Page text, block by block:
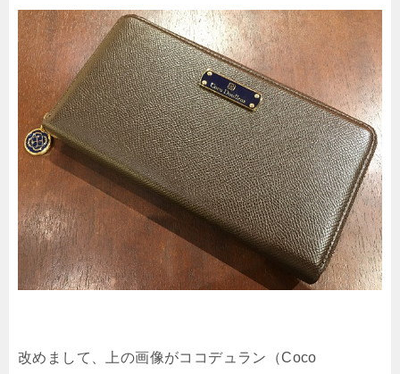
改めまして、上の画像がココデュラン（Coco